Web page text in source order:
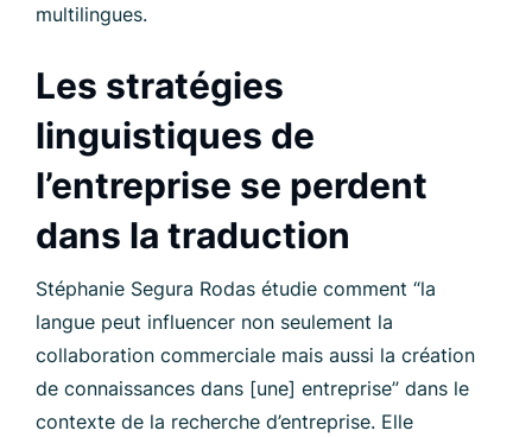
multilingues.
Les stratégies
linguistiques de
l’entreprise se perdent
dans la traduction
Stéphanie Segura Rodas étudie comment “la
langue peut influencer non seulement la
collaboration commerciale mais aussi la création
de connaissances dans [une] entreprise” dans le
contexte de la recherche d’entreprise. Elle